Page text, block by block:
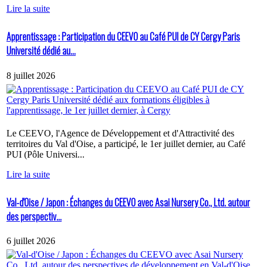
Lire la suite
Apprentissage : Participation du CEEVO au Café PUI de CY Cergy Paris
Université dédié au...
8 juillet 2026
Le CEEVO, l'Agence de Développement et d'Attractivité des
territoires du Val d'Oise, a participé, le 1er juillet dernier, au Café
PUI (Pôle Universi...
Lire la suite
Val-d'Oise / Japon : Échanges du CEEVO avec Asai Nursery Co., Ltd. autour
des perspectiv...
6 juillet 2026